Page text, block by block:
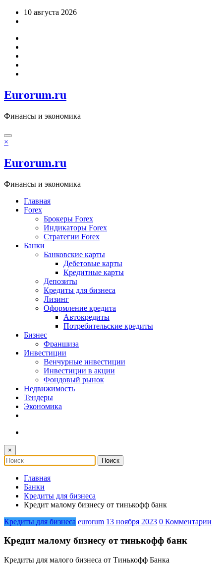
Перейти10 августа 2026
Eurorum.ru
Финансы и экономика
×
Eurorum.ru
Финансы и экономика
Главная
Forex
Брокеры Forex
Индикаторы Forex
Стратегии Forex
Банки
Банковские карты
Дебетовые карты
Кредитные карты
Депозиты
Кредиты для бизнеса
Лизинг
Оформление кредита
Автокредиты
Потребительские кредиты
Бизнес
Франшиза
Инвестиции
Венчурные инвестиции
Инвестиции в акции
Фондовый рынок
Недвижимость
Тендеры
Экономика
×
Главная
Банки
Кредиты для бизнеса
Кредит малому бизнесу от тинькофф банк
Кредиты для бизнеса eurorum 13 ноября 2023 0 Комментарии
Кредит малому бизнесу от тинькофф банк
Кредиты для малого бизнеса от Тинькофф Банка